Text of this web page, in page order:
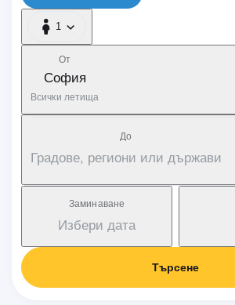
1
1 Пътник
От
София
Всички летища
Дo
Градове, региони или държави
Заминаване
Избери дата
Търсене